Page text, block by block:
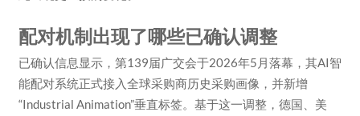
配对机制出现了哪些已确认调整
已确认信息显示，第139届广交会于2026年5月落幕，其AI智
能配对系统正式接入全球采购商历史采购画像，并新增
“Industrial Animation”垂直标签。基于这一调整，德国、美